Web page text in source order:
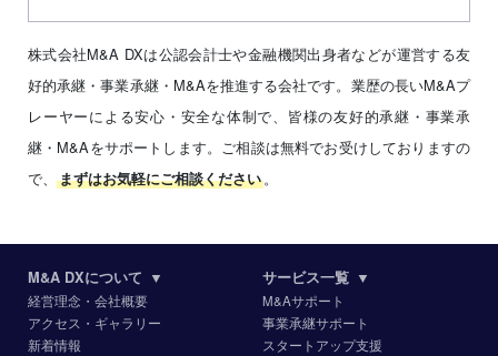
株式会社M&A DXは公認会計士や金融機関出身者などが運営する友
好的承継・事業承継・M&Aを推進する会社です。業歴の長いM&Aプ
レーヤーによる安心・安全な体制で、皆様の友好的承継・事業承
継・M&Aをサポートします。ご相談は無料でお受けしておりますの
で、
まずはお気軽にご相談ください。
M&A DXについて ▼
経営理念・会社概要
アクセス・ギャラリー
新着情報
サービス一覧 ▼
M&Aサポート
事業承継サポート
スタートアップ支援